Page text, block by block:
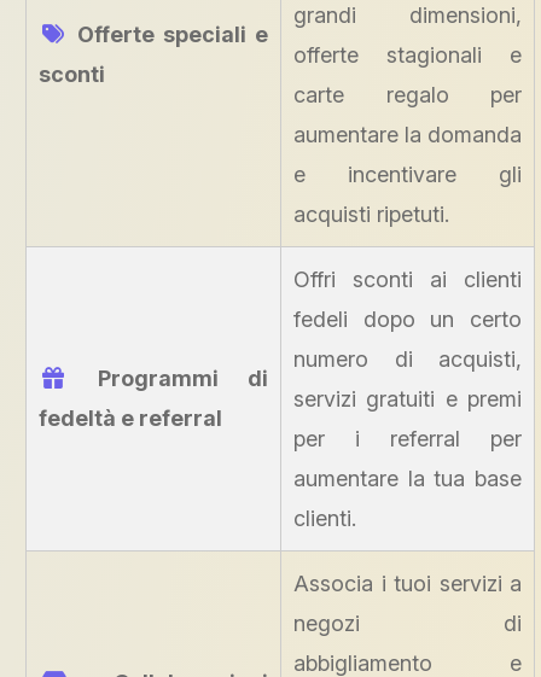
Offerte speciali e
sconti
grandi dimensioni,
offerte stagionali e
carte regalo per
aumentare la domanda
e incentivare gli
acquisti ripetuti.
Programmi di
fedeltà e referral
Offri sconti ai clienti
fedeli dopo un certo
numero di acquisti,
servizi gratuiti e premi
per i referral per
aumentare la tua base
clienti.
Associa i tuoi servizi a
negozi di
abbigliamento e